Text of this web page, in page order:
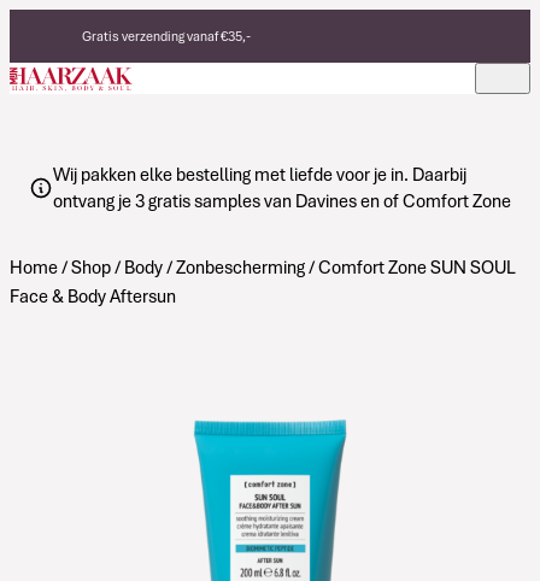
Gratis verzending vanaf €35,-
Eerlijke, duurzame producten
Made in Italy
Wij pakken elke bestelling met liefde voor je in. Daarbij
ontvang je 3 gratis samples van Davines en of Comfort Zone
Home/Shop/ Body/Zonbescherming/ Comfort Zone SUN SOUL
Face & Body Aftersun